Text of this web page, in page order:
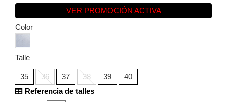
VER PROMOCIÓN ACTIVA
Color
Talle
35 36 37 38 39
40
Referencia de talles